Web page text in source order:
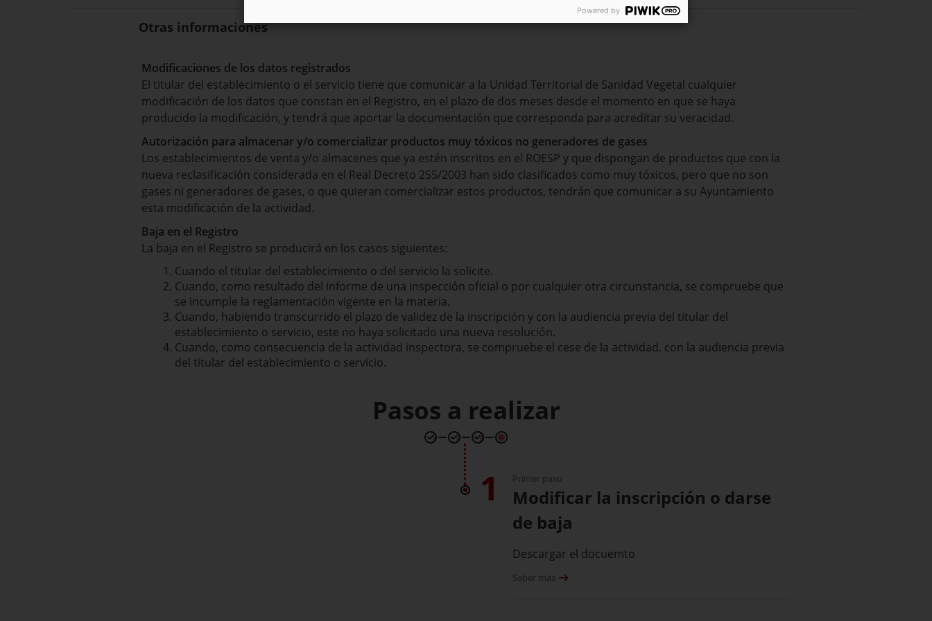
Otras informaciones
Modificaciones de los datos registrados
El titular del establecimiento o el servicio tiene que comunicar a la Unidad Territorial de Sanidad Vegetal cualquier
modificación de los datos que constan en el Registro, en el plazo de dos meses desde el momento en que se haya
producido la modificación, y tendrá que aportar la documentación que corresponda para acreditar su veracidad.
Autorización para almacenar y/o comercializar productos muy tóxicos no generadores de gases
Los establecimientos de venta y/o almacenes que ya estén inscritos en el ROESP y que dispongan de productos que con la
nueva reclasificación considerada en el Real Decreto 255/2003 han sido clasificados como muy tóxicos, pero que no son
gases ni generadores de gases, o que quieran comercializar estos productos, tendrán que comunicar a su Ayuntamiento
esta modificación de la actividad.
Baja en el Registro
La baja en el Registro se producirá en los casos siguientes:
Cuando el titular del establecimiento o del servicio la solicite.
Cuando, como resultado del informe de una inspección oficial o por cualquier otra circunstancia, se compruebe que
se incumple la reglamentación vigente en la materia.
Cuando, habiendo transcurrido el plazo de validez de la inscripción y con la audiencia previa del titular del
establecimiento o servicio, este no haya solicitado una nueva resolución.
Cuando, como consecuencia de la actividad inspectora, se compruebe el cese de la actividad, con la audiencia previa
del titular del establecimiento o servicio.
Pasos a realizar
1 Primer paso
Modificar la inscripción o darse
de baja
Descargar el docuemto
Saber más
Powered by